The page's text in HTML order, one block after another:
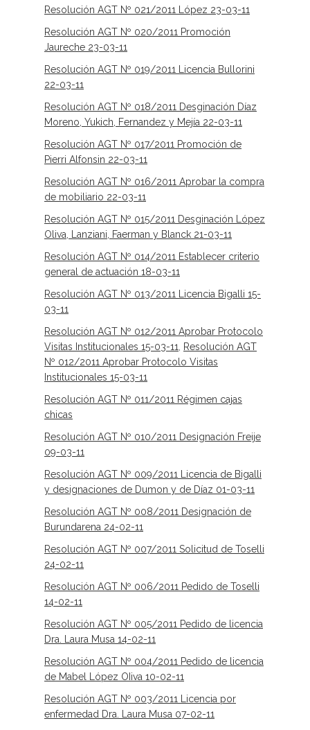
Resolución AGT Nº 021/2011 López 23-03-11
Resolución AGT Nº 020/2011 Promoción
Jaureche 23-03-11
Resolución AGT Nº 019/2011 Licencia Bullorini
22-03-11
Resolución AGT Nº 018/2011 Desginación Díaz
Moreno, Yukich, Fernandez y Mejía 22-03-11
Resolución AGT Nº 017/2011 Promoción de
Pierri Alfonsin 22-03-11
Resolución AGT Nº 016/2011 Aprobar la compra
de mobiliario 22-03-11
Resolución AGT Nº 015/2011 Desginación López
Oliva, Lanziani, Faerman y Blanck 21-03-11
Resolución AGT Nº 014/2011 Establecer criterio
general de actuación 18-03-11
Resolución AGT Nº 013/2011 Licencia Bigalli 15-
03-11
Resolución AGT Nº 012/2011 Aprobar Protocolo
Visitas Institucionales 15-03-11
Resolución AGT
Nº 012/2011 Aprobar Protocolo Visitas
Institucionales 15-03-11
Resolución AGT Nº 011/2011 Régimen cajas
chicas
Resolución AGT Nº 010/2011 Designación Freije
09-03-11
Resolución AGT Nº 009/2011 Licencia de Bigalli
y designaciones de Dumon y de Díaz 01-03-11
Resolución AGT Nº 008/2011 Designación de
Burundarena 24-02-11
Resolución AGT Nº 007/2011 Solicitud de Toselli
24-02-11
Resolución AGT Nº 006/2011 Pedido de Toselli
14-02-11
Resolución AGT Nº 005/2011 Pedido de licencia
Dra. Laura Musa 14-02-11
Resolución AGT Nº 004/2011 Pedido de licencia
de Mabel López OIiva 10-02-11
Resolución AGT Nº 003/2011 Licencia por
enfermedad Dra. Laura Musa 07-02-11